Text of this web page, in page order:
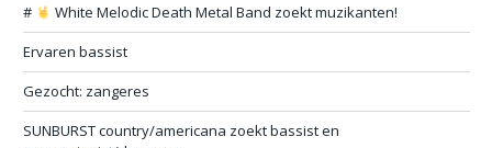
#
White Melodic Death Metal Band zoekt muzikanten!
Ervaren bassist
Gezocht: zangeres
SUNBURST country/americana zoekt bassist en